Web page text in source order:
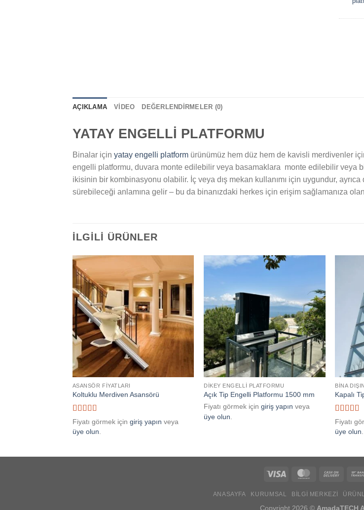
AÇIKLAMA VIDEO DEĞERLENDIRMELER (0)
YATAY ENGELLİ PLATFORMU
Binalar için yatay engelli platform ürünümüz hem düz hem de kavisli merdivenler
engelli platformu, duvara monte edilebilir veya basamaklara monte edilebilir veya
ikisinin bir kombinasyonu olabilir. İç veya dış mekan kullanımı için uygundur,
sürebileceği anlamına gelir – bu da binanızdaki herkes için erişim sağlamanıza
İLGILI ÜRÜNLER
Add to
wishlist
ASANSÖR FIYATLARI
Koltuklu Merdiven Asansörü
5 üzerinden
5 oy aldı
Fiyatı görmek için giriş yapın veya
üye olun.
Add to
wishlist
DIKEY ENGELLI PLATFORMU
Açık Tip Engelli Platformu 1500 mm
Fiyatı görmek içingiriş yapın veya
üye olun
BINA
Kapalı
5
5 oy aldı
Fiyatı
üye olun.
Visa MasterCardCash
Delivery
ANASAYFA KURUMSAL BILGI MERKEZI
Copyright 2026 © AmadaTECH